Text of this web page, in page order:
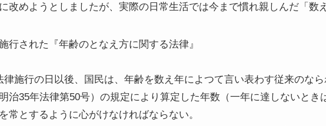
改めようとしましたが、実際の日常生活では今まで慣れ親しんだ「数
行された『年齢のとなえ方に関する法律』
施行の日以後、国民は、年齢を数え年によつて言い表わす従来のな
治35年法律第50号）の規定により算定した年数（一年に達しないとき
常とするように心がけなければならない。